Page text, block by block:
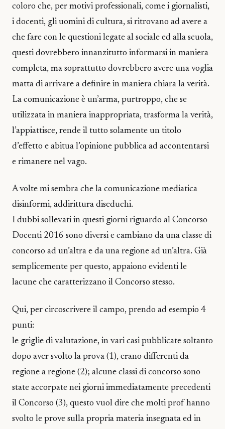
coloro che, per motivi professionali, come i giornalisti,
i docenti, gli uomini di cultura, si ritrovano ad avere a
che fare con le questioni legate al sociale ed alla scuola,
questi dovrebbero innanzitutto informarsi in maniera
completa, ma soprattutto dovrebbero avere una voglia
matta di arrivare a definire in maniera chiara la verità.
La comunicazione è un’arma, purtroppo, che se
utilizzata in maniera inappropriata, trasforma la verità,
l’appiattisce, rende il tutto solamente un titolo
d’effetto e abitua l’opinione pubblica ad accontentarsi
e rimanere nel vago.
A volte mi sembra che la comunicazione mediatica
disinformi, addirittura diseduchi.
I dubbi sollevati in questi giorni riguardo al Concorso
Docenti 2016 sono diversi e cambiano da una classe di
concorso ad un’altra e da una regione ad un’altra. Già
semplicemente per questo, appaiono evidenti le
lacune che caratterizzano il Concorso stesso.
Qui, per circoscrivere il campo, prendo ad esempio 4
punti:
le griglie di valutazione, in vari casi pubblicate soltanto
dopo aver svolto la prova (1), erano differenti da
regione a regione (2); alcune classi di concorso sono
state accorpate nei giorni immediatamente precedenti
il Concorso (3), questo vuol dire che molti prof hanno
svolto le prove sulla propria materia insegnata ed in